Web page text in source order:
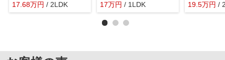
17.68万円 / 2LDK
17万円 / 1LDK
19.5万円 /